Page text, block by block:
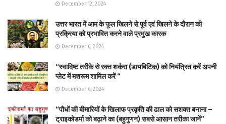
December 12, 2024
उत्तर भारत में आम के फूल खिलने से पूर्व एवं खिलने के दौरान की
प्रक्रिया को प्रभावित करने वाले प्रमुख कारक
December 6, 2024
“स्वादिष्ट तरीके से रक्त शर्करा (डायबिटिक) को नियंत्रित करें अपनी
प्लेट में मशरूम शामिल करें “
December 6, 2024
“पौधों की बीमारियों के खिलाफ प्रकृति की ढाल को सशक्त बनाना –
ट्राइकोडर्मा को बढ़ाने का (बहुगुणन) सबसे आसान तरीका जानें”